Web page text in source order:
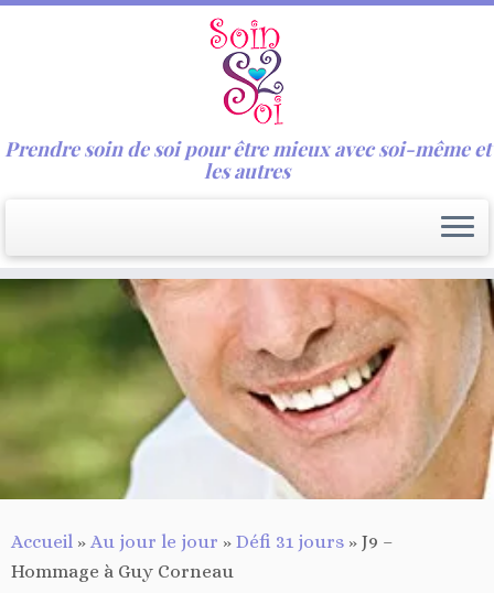
Passer
Prendre soin de soi pour être mieux avec soi-même et
les autres
Accueil » Au jour le jour » Défi 31 jours » J9 –
Hommage à Guy Corneau